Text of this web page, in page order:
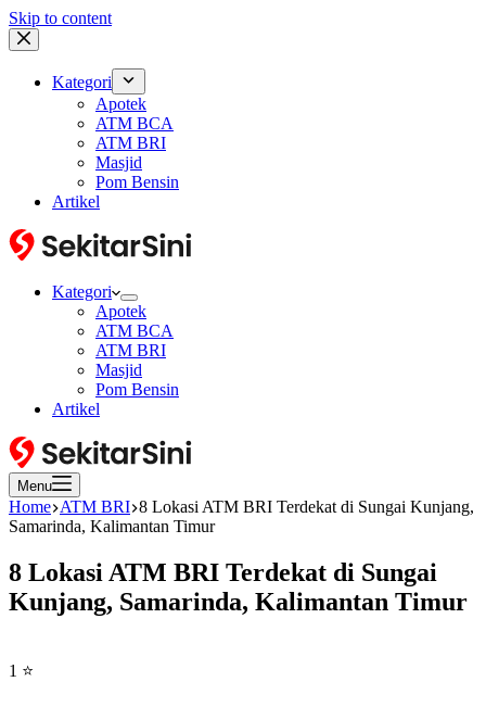
Skip to content
Kategori
Apotek
ATM BCA
ATM BRI
Masjid
Pom Bensin
Artikel
Kategori
Apotek
ATM BCA
ATM BRI
Masjid
Pom Bensin
Artikel
Menu
Home ATM BRI 8 Lokasi ATM BRI Terdekat di Sungai Kunjang,
Samarinda, Kalimantan Timur
8 Lokasi ATM BRI Terdekat di Sungai
Kunjang, Samarinda, Kalimantan Timur
1 ⭐